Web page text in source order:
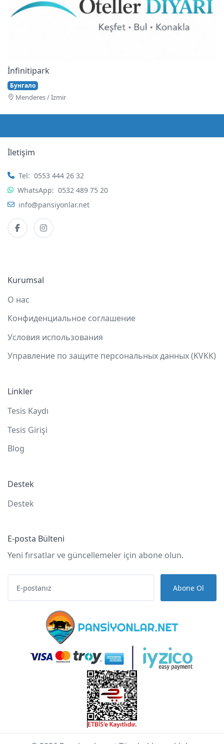
İnfinitipark
Бунгало
Menderes / İzmir
İletişim
Tel: 0553 444 26 32
WhatsApp: 0532 489 75 20
info@pansiyonlar.net
Kurumsal
О нас
Конфиденциальное соглашение
Условия использования
Управление по защите персональных данных (KVKK)
Linkler
Tesis Kaydı
Tesis Girişi
Blog
Destek
Destek
E-posta Bülteni
Yeni fırsatlar ve güncellemeler için abone olun.
Abone Ol